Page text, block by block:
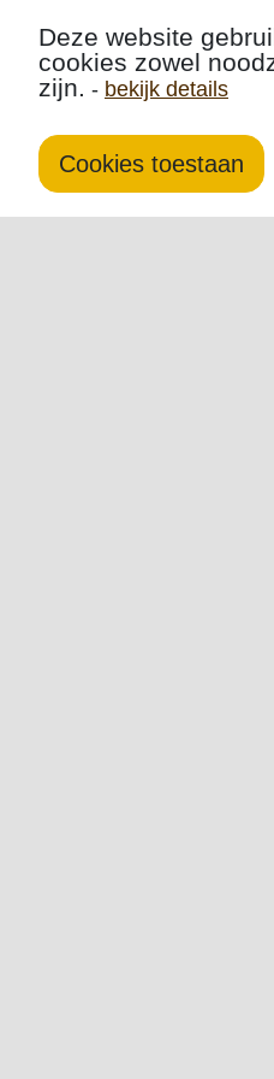
Deze website
cookies zowel
zijn. - bekijk details
Cookies toestaan